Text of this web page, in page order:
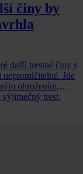
činy by
další trestné činy s
Jde
ohrožením,
výjimečný trest.